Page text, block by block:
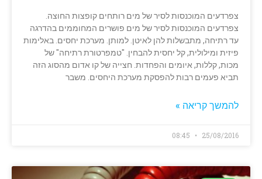
צפרדעים המוכנסות לסיר של מים רותחים קופצות החוצה.
צפרדעים המוכנסות לסיר של מים פושרים המחוממים בהדרגה
עד רתיחה, מתבשלות להן לאיטן. למותן. מערכת יחסים. באלימות
פיזית ומילולית, קל יחסית להבחין. "טמפרטורת רתיחה" של
מכות, קללות, איומים והפחדות. חצייה של קו אדום מהסוג הזה
תביא פעמים רבות להפסקת מערכת היחסים. משבר
להמשך קריאה »
25/08/2016